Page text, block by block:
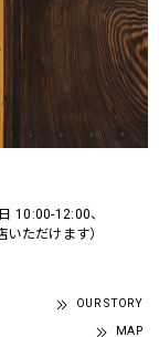
10:00-12:00、
ただけます）
OUR STORY
MAP